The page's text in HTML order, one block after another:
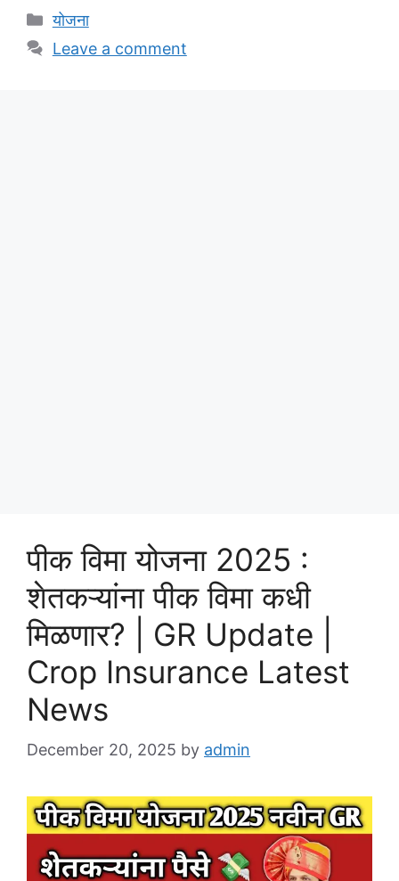
Categories
योजना
Leave a comment
पीक विमा योजना 2025 :
शेतकऱ्यांना पीक विमा कधी
मिळणार? | GR Update |
Crop Insurance Latest
News
December 20, 2025 by admin